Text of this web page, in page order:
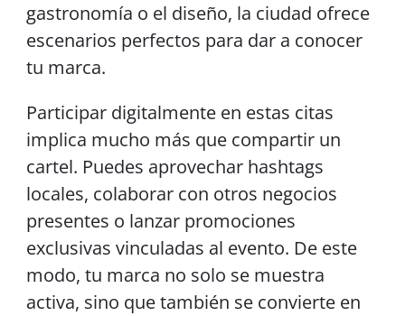
gastronomía o el diseño, la ciudad ofrece
escenarios perfectos para dar a conocer
tu marca.
Participar digitalmente en estas citas
implica mucho más que compartir un
cartel. Puedes aprovechar hashtags
locales, colaborar con otros negocios
presentes o lanzar promociones
exclusivas vinculadas al evento. De este
modo, tu marca no solo se muestra
activa, sino que también se convierte en